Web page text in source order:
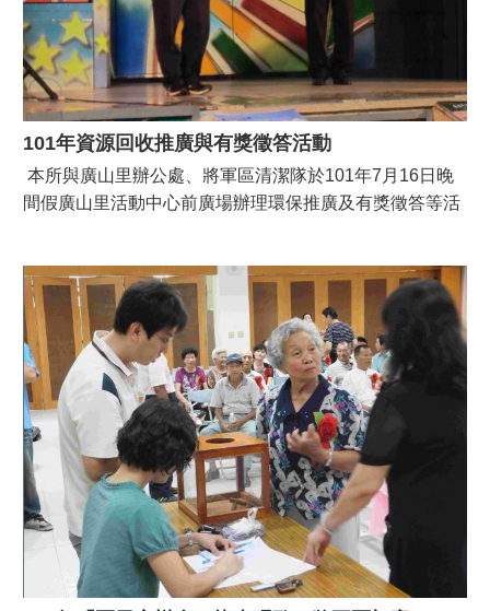
101年資源回收推廣與有獎徵答活動
本所與廣山里辦公處、將軍區清潔隊於101年7月16日晚
間假廣山里活動中心前廣場辦理環保推廣及有獎徵答等活